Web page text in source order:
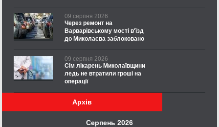
09 серпня 2026
Через ремонт на
Варварівському мості в'їзд
до Миколаєва заблоковано
09 серпня 2026
Сім лікарень Миколаївщини
ледь не втратили гроші на
операції
Архів
Серпень 2026